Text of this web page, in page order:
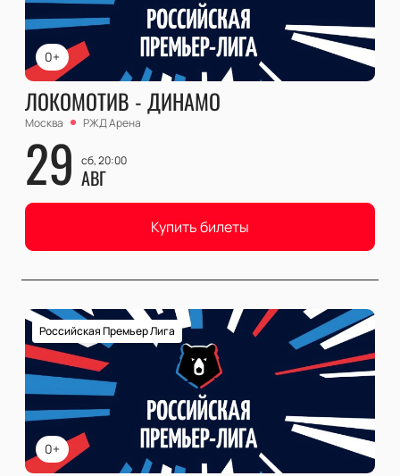
0+
ЛОКОМОТИВ - ДИНАМО
Москва РЖД Арена
29 сб, 20:00
АВГ
Купить билеты
0+
Российская Премьер Лига